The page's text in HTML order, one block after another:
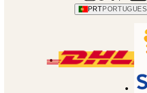
PRT PORTUGUES